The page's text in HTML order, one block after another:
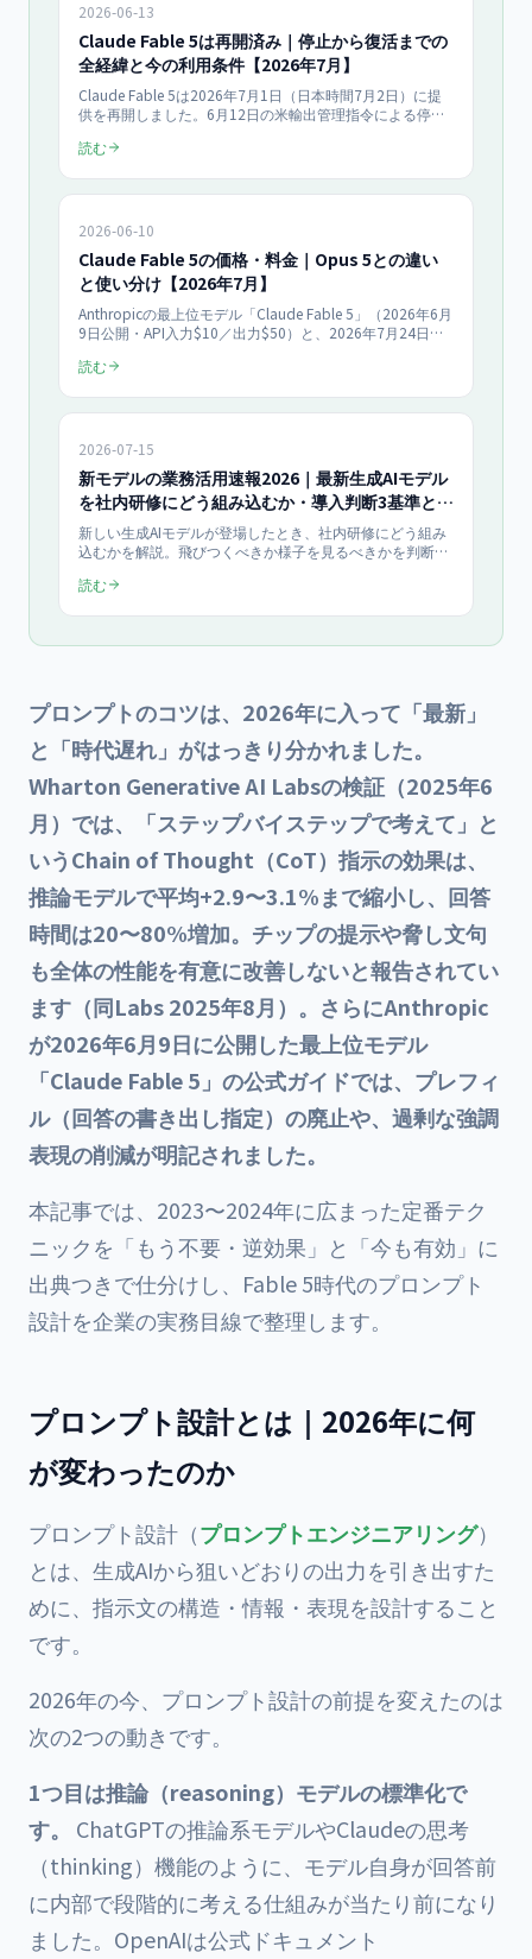
2026-06-13
Claude Fable 5は再開済み｜停止から復活までの
全経緯と今の利用条件【2026年7月】
Claude Fable 5は2026年7月1日（日本時間7月2日）に提
供を再開しました。6月12日の米輸出管理指令による停
は従量課金）まで、一次情報にもとづき時系列で整理しま
読む
2026-06-10
Claude Fable 5の価格・料金｜Opus 5との違い
と使い分け【2026年7月】
Anthropicの最上位モデル「Claude Fable 5」（2026年6月
9日公開・API入力$10／出力$50）と、2026年7月24日に
$5／出力$25・low/medium/highのeffort切替）。2モデ
読む
2026-07-15
新モデルの業務活用速報2026｜最新生成AIモデル
を社内研修にどう組み込むか・導入判断3基準と相
談導線
新しい生成AIモデルが登場したとき、社内研修にどう組み
込むかを解説。飛びつくべきか様子を見るべきかを判断す
相談導線までを実務目線でまとめました。
読む
プロンプトのコツは、2026年に入って「最新」
と「時代遅れ」がはっきり分かれました。
Wharton Generative AI Labsの検証（2025年6
月）では、「ステップバイステップで考えて」と
いうChain of Thought（CoT）指示の効果は、
推論モデルで平均+2.9〜3.1%まで縮小し、回答
時間は20〜80%増加。チップの提示や脅し文句
も全体の性能を有意に改善しないと報告されてい
ます（同Labs 2025年8月）。さらにAnthropic
が2026年6月9日に公開した最上位モデル
「Claude Fable 5」の公式ガイドでは、プレフィ
ル（回答の書き出し指定）の廃止や、過剰な強調
表現の削減が明記されました。
本記事では、2023〜2024年に広まった定番テク
ニックを「もう不要・逆効果」と「今も有効」に
出典つきで仕分けし、Fable 5時代のプロンプト
設計を企業の実務目線で整理します。
プロンプト設計とは｜2026年に何
が変わったのか
プロンプト設計（プロンプトエンジニアリング）
とは、生成AIから狙いどおりの出力を引き出すた
めに、指示文の構造・情報・表現を設計すること
です。
2026年の今、プロンプト設計の前提を変えたのは
次の2つの動きです。
1つ目は推論（reasoning）モデルの標準化で
す。
ChatGPTの推論系モデルやClaudeの思考
（thinking）機能のように、モデル自身が回答前
に内部で段階的に考える仕組みが当たり前になり
ました。OpenAIは公式ドキュメント